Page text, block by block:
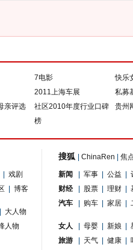
7电影
快乐
2011上海车展
私募
亲评选
社区2010年度行业口碑
榜
贵州
戏剧
博客
大人物
人物
搜狐 ChinaRen 焦
新闻 军事 公益
财经
股票 理财
汽车
购车 家居
女人 母婴 新娘
旅游
天气 健康